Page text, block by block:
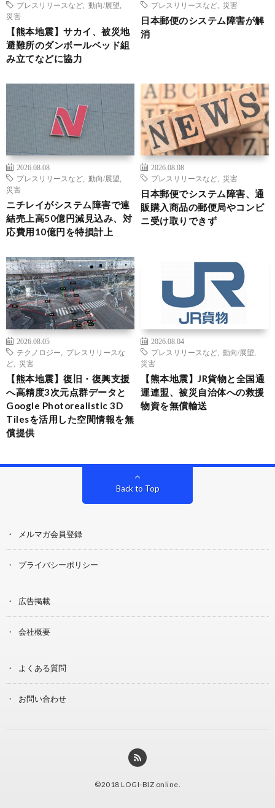
プレスリリースなど
動向/展望
災害
【熊本地震】サカイ、被災地
避難所のダンボールベッド組
み立てなどに協力
プレスリリースなど
災害
日本郵便のシステム障害が解
消
2026.08.08
プレスリリースなど
動向/展望
災害
ニチレイがシステム障害で連
結売上高50億円減見込み、対
応費用10億円を特損計上
2026.08.08
プレスリリースなど
災害
日本郵便でシステム障害、通
販購入商品の郵便局やコンビ
ニ受け取りできず
2026.08.05
テクノロジー
プレスリリースな
ど
災害
【熊本地震】復旧・復興支援
へ高精度3次元点群データと
Google Photorealistic 3D
Tilesを活用した空間情報を無
償提供
2026.08.04
プレスリリースなど
動向/展望
災害
【熊本地震】JR貨物と全国通
運連盟、被災自治体への救援
物資を無償輸送
Back to Top
メルマガ会員登録
プライバシーポリシー
広告掲載
会社概要
よくある質問
お問い合わせ
©2018 LOGI-BIZ online